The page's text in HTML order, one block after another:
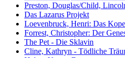
Preston, Douglas/Child,
Das Lazarus Projekt
Loevenbruck, Henri: Das
Forrest, Christopher: Der
The Pet - Die Sklavin
Cline, Kathryn - Tödliche